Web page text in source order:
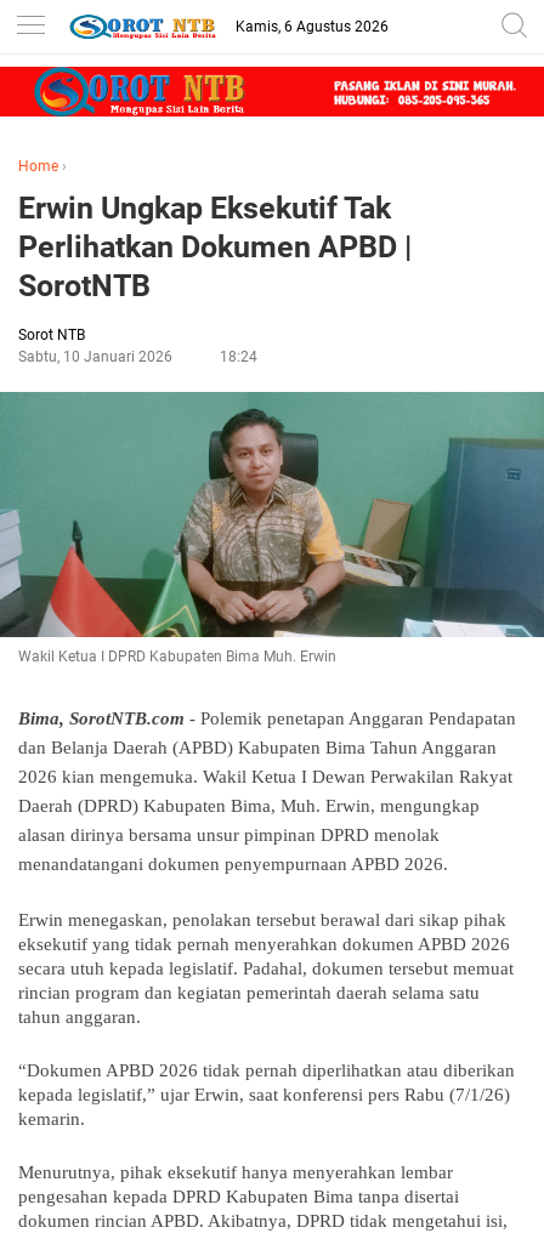
Kamis, 6 Agustus 2026
Home ›
Erwin Ungkap Eksekutif Tak
Perlihatkan Dokumen APBD |
SorotNTB
Sorot NTB
Sabtu, 10 Januari 2026
18:24
Wakil Ketua I DPRD Kabupaten Bima Muh. Erwin
Bima, SorotNTB.com - Polemik penetapan Anggaran Pendapatan
dan Belanja Daerah (APBD) Kabupaten Bima Tahun Anggaran
2026 kian mengemuka. Wakil Ketua I Dewan Perwakilan Rakyat
Daerah (DPRD) Kabupaten Bima, Muh. Erwin, mengungkap
alasan dirinya bersama unsur pimpinan DPRD menolak
menandatangani dokumen penyempurnaan APBD 2026.
Erwin menegaskan, penolakan tersebut berawal dari sikap pihak
eksekutif yang tidak pernah menyerahkan dokumen APBD 2026
secara utuh kepada legislatif. Padahal, dokumen tersebut memuat
rincian program dan kegiatan pemerintah daerah selama satu
tahun anggaran.
“Dokumen APBD 2026 tidak pernah diperlihatkan atau diberikan
kepada legislatif,” ujar Erwin, saat konferensi pers Rabu (7/1/26)
kemarin.
Menurutnya, pihak eksekutif hanya menyerahkan lembar
pengesahan kepada DPRD Kabupaten Bima tanpa disertai
dokumen rincian APBD. Akibatnya, DPRD tidak mengetahui isi,